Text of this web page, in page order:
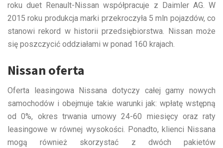
roku duet Renault-Nissan współpracuje z Daimler AG. W
2015 roku produkcja marki przekroczyła 5 mln pojazdów, co
stanowi rekord w historii przedsiębiorstwa. Nissan może
się poszczycić oddziałami w ponad 160 krajach.
Nissan oferta
Oferta leasingowa Nissana dotyczy całej gamy nowych
samochodów i obejmuje takie warunki jak: wpłatę wstępną
od 0%, okres trwania umowy 24-60 miesięcy oraz raty
leasingowe w równej wysokości. Ponadto, klienci Nissana
mogą również skorzystać z dwóch pakietów